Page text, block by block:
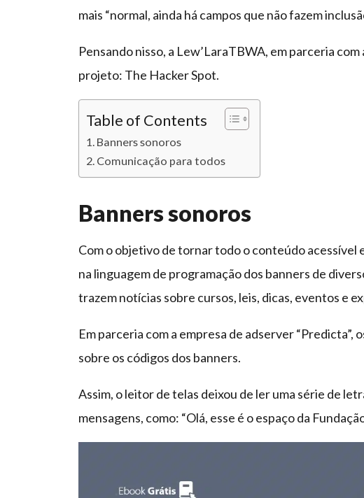
mais “normal, ainda há campos que não fazem
Pensando nisso, a Lew’LaraTBWA, em parceria
projeto: The Hacker Spot.
Table of Contents
Banners sonoros
Comunicação para todos
Banners sonoros
Com o objetivo de tornar todo o conteúdo acessível
na linguagem de programação dos banners de
trazem notícias sobre cursos, leis, dicas, eventos e
Em parceria com a empresa de adserver “Predicta”,
sobre os códigos dos banners.
Assim, o leitor de telas deixou de ler uma série de
mensagens, como: “Olá, esse é o espaço da